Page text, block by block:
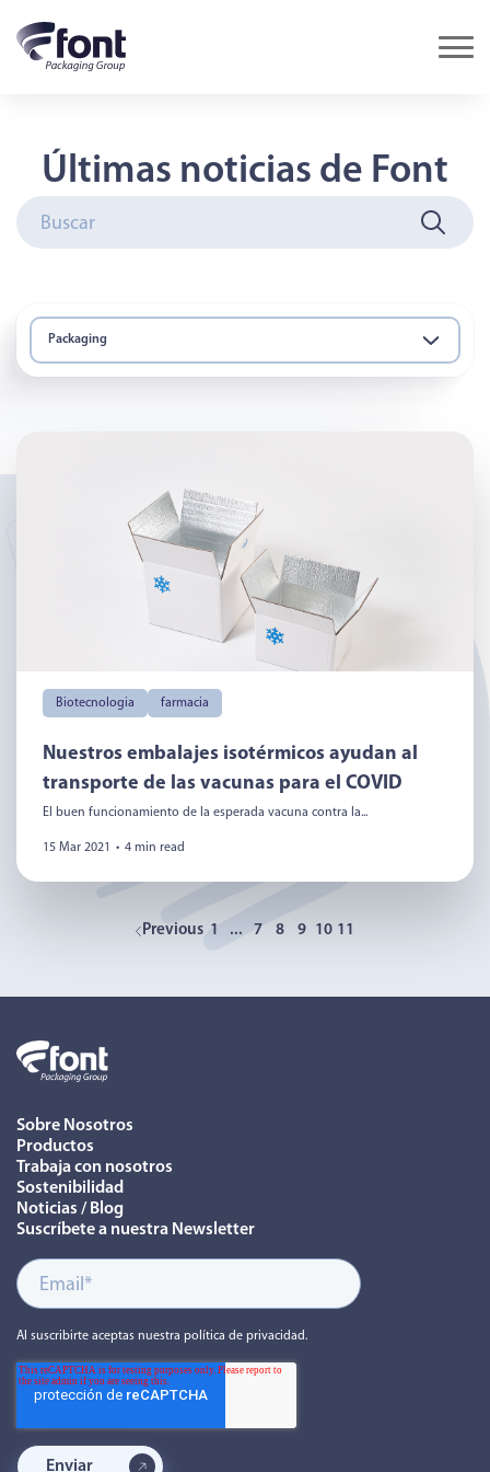
Últimas noticias de Font
Packaging
Biotecnologia farmacia
Nuestros embalajes isotérmicos ayudan al
transporte de las vacunas para el COVID
El buen funcionamiento de la esperada vacuna contra la...
15 Mar 2021 • 4 min read
Previous 1 ... 7 8 9 10 11
Sobre Nosotros
Productos
Trabaja con nosotros
Sostenibilidad
Noticias / Blog
Suscríbete a nuestra Newsletter
Al suscribirte aceptas nuestra política de privacidad.